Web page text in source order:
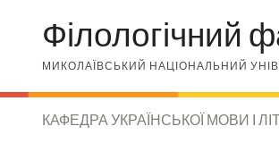
Філологічний
МИКОЛАЇВСЬКИЙ НАЦІОНАЛЬНИЙ
КАФЕДРА УКРАЇНСЬКОЇ МОВИ І